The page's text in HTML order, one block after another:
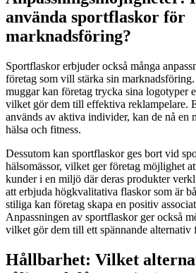
använda sportflaskor för
marknadsföring?
Sportflaskor erbjuder också många
företag som vill stärka sin
muggar kan företag trycka sina logotyper
vilket gör dem till effektiva reklampelare.
används av aktiva individer, kan de nå en
hälsa och fitness.
Dessutom kan sportflaskor ges bort vid
hälsomässor, vilket ger företag möjlighet
kunder i en miljö där deras produkter
att erbjuda högkvalitativa flaskor som är
stiliga kan företag skapa en positiv
Anpassningen av sportflaskor ger också
vilket gör dem till ett spännande alternativ
Hållbarhet: Vilket